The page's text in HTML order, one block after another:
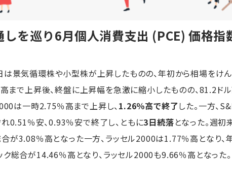
を巡り6月個人消費支出 (PCE) 価格指
は景気循環株や小型株が上昇したものの、年初から相場をけ
まで上昇後、終盤に上昇幅を急激に縮小したものの、81.2ド
は一時2.75％高まで上昇し、 1.26％高で終了した。一方、
0.51％安、0.93％安で終了し、ともに3日続落となった。週
が3.08％高となった一方、ラッセル2000は1.77％高となり
総合が14.46％高となり、ラッセル2000も9.66％高となった。